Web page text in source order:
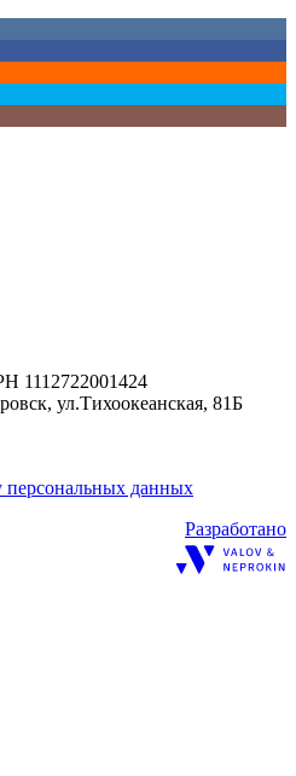
1112722001424
ул.Тихоокеанская, 81Б
персональных данных
Разработано